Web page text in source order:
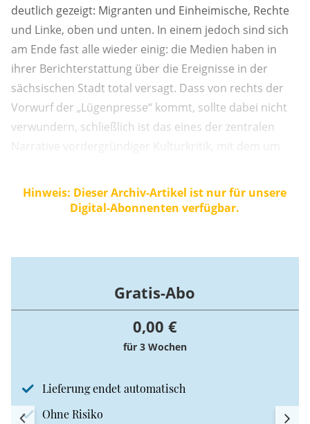
deutlich gezeigt: Migranten und Einheimische, Rechte
und Linke, oben und unten. In einem jedoch sind sich
am Ende fast alle wieder einig: die Medien haben in
ihrer Berichterstattung über die Ereignisse in der
sächsischen Stadt total versagt. Dass von rechts der
Vorwurf der „Lügenpresse“ kommt, sollte dabei nicht
verwundern, schließlich ist das eines der zentralen
Narrative vordergründiger Kulturkritik, mit dem um
betrogen fühlen, vom „bösen System“ in die Irre
geführt. Und die Rechte bietet sich sogleich als
Hinweis: Dieser Archiv-Artikel ist nur für unsere
Digital-Abonnenten verfügbar.
Gratis-Abo
0,00 €
für 3 Wochen
Lieferung endet automatisch
Ohne Risiko